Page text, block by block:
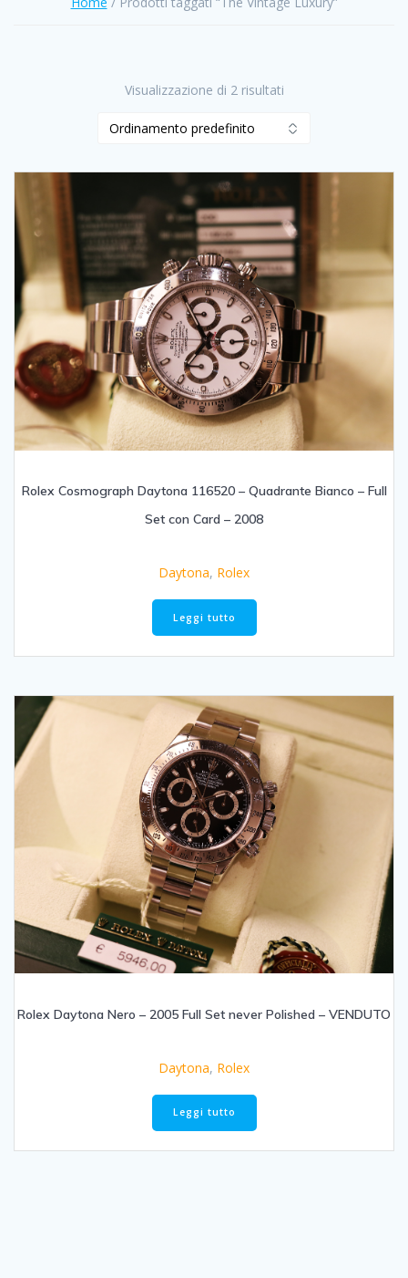
Visualizzazione di 2 risultati
Rolex Cosmograph Daytona 116520 – Quadrante Bianco – Full
Set con Card – 2008
Daytona, Rolex
Leggi tutto
Rolex Daytona Nero – 2005 Full Set never Polished – VENDUTO
Daytona, Rolex
Leggi tutto